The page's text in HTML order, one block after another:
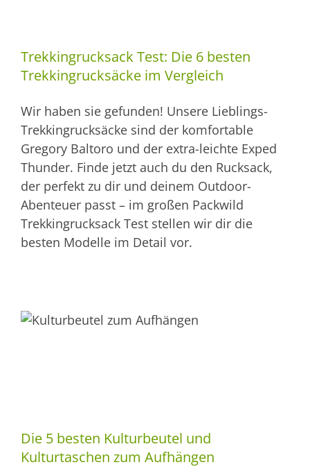
Trekkingrucksack Test: Die 6 besten
Trekkingrucksäcke im Vergleich
Wir haben sie gefunden! Unsere Lieblings-
Trekkingrucksäcke sind der komfortable
Gregory Baltoro und der extra-leichte Exped
Thunder. Finde jetzt auch du den Rucksack,
der perfekt zu dir und deinem Outdoor-
Abenteuer passt – im großen Packwild
Trekkingrucksack Test stellen wir dir die
besten Modelle im Detail vor.
Die 5 besten Kulturbeutel und
Kulturtaschen zum Aufhängen